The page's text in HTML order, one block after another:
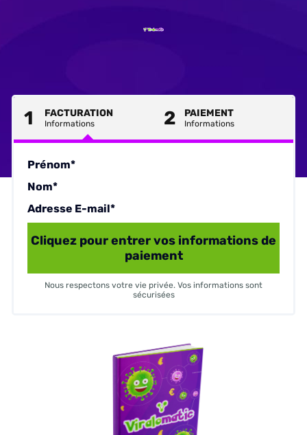
1 FACTURATION
Informations 2 PAIEMENT
Informations
Prénom*
Nom*
Adresse E-mail*
Cliquez pour entrer vos informations de
paiement
Nous respectons votre vie privée. Vos informations sont
sécurisées